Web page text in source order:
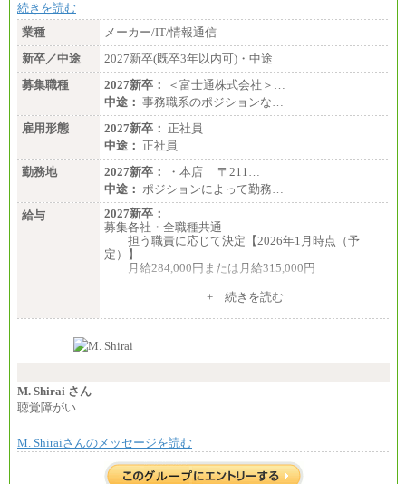
続きを読む
業種
メーカー/IT/情報通信
新卒／中途
2027新卒(既卒3年以内可)・中途
募集職種
2027新卒：
＜富士通株式会社＞…
中途： 事務職系のポジションな…
雇用形態
2027新卒： 正社員
中途： 正社員
勤務地
2027新卒：
・本店 〒211…
中途： ポジションによって勤務…
給与
2027新卒：
募集各社・全職種共通
担う職責に応じて決定【2026年1月時点（予
定）】
月給284,000円または月給315,000円
※入社後早期から、自律的な業務遂行が求めら
す。
い職責を担う方については、さらに高い金額を個別
※上記に加え、所定労働時間外に勤務をした場
※試用期間中も給与に変更はございません。
+ 続きを読む
M. Shirai さん
聴覚障がい
M. Shiraiさんのメッセージを読む